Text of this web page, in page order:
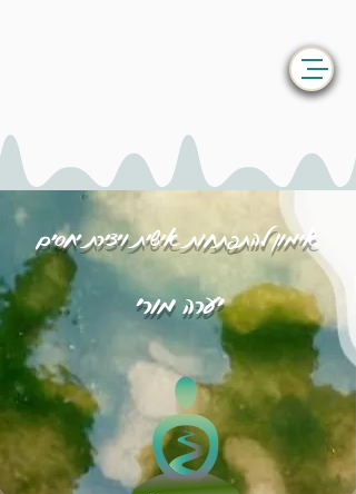
אימון להתפתחות אישית ויצירת יחסים
יערה מורי